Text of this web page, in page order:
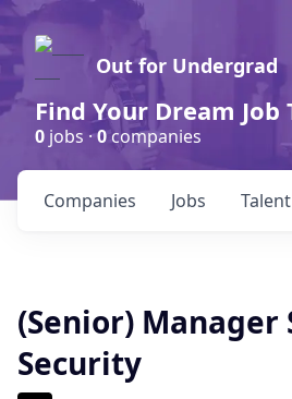
Out for Undergrad
Find Your Dream Job
0 jobs ·0companies
Jobs
Companies Talent
(Senior) Manager
Security